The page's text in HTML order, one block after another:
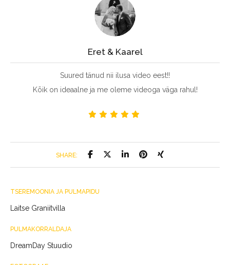
Eret & Kaarel
Suured tänud nii ilusa video eest!!
Kõik on ideaalne ja me oleme videoga väga rahul!
SHARE:
TSEREMOONIA JA PULMAPIDU
Laitse Graniitvilla
PULMAKORRALDAJA
DreamDay Stuudio